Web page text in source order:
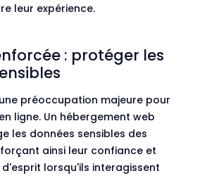
leur expérience.
: protéger les
préoccupation majeure pour
ligne. Un hébergement web
les données sensibles des
ainsi leur confiance et
lorsqu'ils interagissent